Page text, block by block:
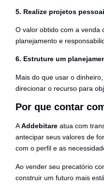
5. Realize projetos
O valor obtido com a venda
planejamento e
6. Estruture um
Mais do que usar o
direcionar o recurso para
Por que contar
AAddebitare atua com
antecipar seus valores de
com o perfil e as
Ao vender seu precatório
construir um futuro mais